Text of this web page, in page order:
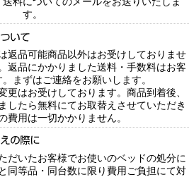
す。
返品可能商品以外はお受けしておりませ
返品にかかりました送料・手数料はお客
まずはご連絡をお願いします。
更はお受けしております。商品到着後、
したら無料にてお取替えさせていただき
費用は一切かかりません。
だいたお客様でお使いのベッドの処分に
同等品・同台数に限り費用ご負担にて対